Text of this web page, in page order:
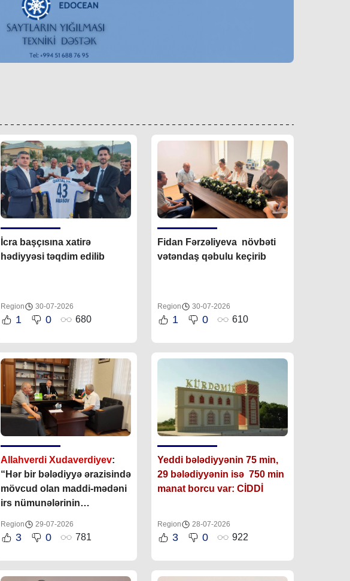
İcra başçısına xatirə
hədiyyəsi təqdim edilib
Region 30-07-2026
1 0 680
Fidan Fərzəliyeva növbəti
vətəndaş qəbulu keçirib
Region 30-07-2026
1 0 610
Allahverdi Xudaverdiyev:
“Hər bir bələdiyyə ərazisində
mövcud olan maddi-mədəni
irs nümunələrinin
öz töhfəsini verməlidir”
Region 29-07-2026
3 0 781
Yeddi bələdiyyənin 75 min,
29 bələdiyyənin isə 750 min
manat borcu var: CİDDİ
Region 28-07-2026
3 0 922